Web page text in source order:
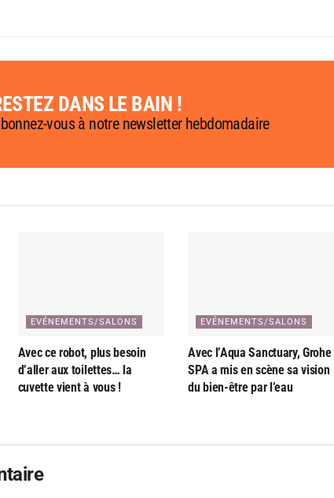
DANS LE BAIN !
vous à notre newsletter hebdomadaire
EVÉNEMENTS/SALONS
Avec ce robot, plus besoin
d’aller aux toilettes… la
cuvette vient à vous !
EVÉNEMENTS/SALONS
Avec l’Aqua Sanctuary, Grohe
SPA a mis en scène sa vision
du bien-être par l’eau